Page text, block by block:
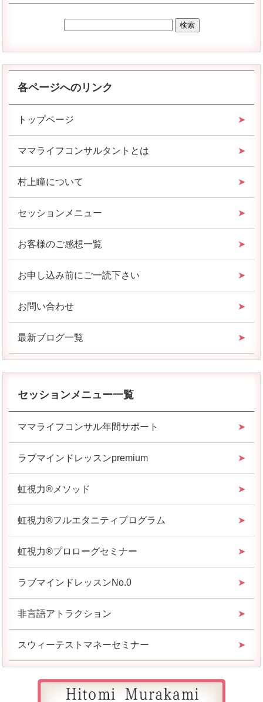
各ページへのリンク
トップページ
ママライフコンサルタントとは
村上瞳について
セッションメニュー
お客様のご感想一覧
お申し込み前にご一読下さい
お問い合わせ
最新ブログ一覧
セッションメニュー一覧
ママライフコンサル年間サポート
ラブマインドレッスンpremium
虹視力®︎メソッド
虹視力®︎フルエタニティプログラム
虹視力®︎プロローグセミナー
ラブマインドレッスンNo.0
非言語アトラクション
スウィーテストマネーセミナー